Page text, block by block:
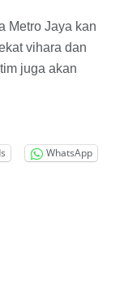
Metro Jaya kan
vihara dan
juga akan
WhatsApp